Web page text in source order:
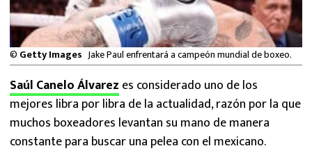
LIGA MX
NFL
© Getty Images Jake Paul enfrentará a campeón mundial de boxeo.
Saúl Canelo Álvarez es considerado uno de los
mejores libra por libra de la actualidad, razón por la que
muchos boxeadores levantan su mano de manera
constante para buscar una pelea con el mexicano.